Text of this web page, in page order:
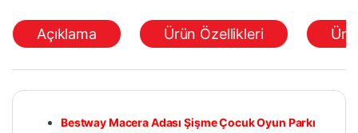
Açıklama Ürün Özellikleri
Bestway Macera Adası Şişme Çocuk Oyun Parkı